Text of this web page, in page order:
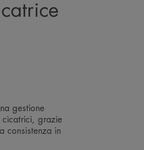
gestione
cicatrici, grazie
consistenza in